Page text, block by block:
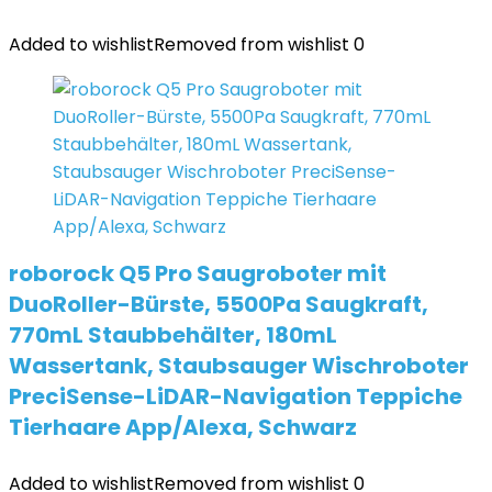
Added to wishlistRemoved from wishlist 0
roborock Q5 Pro Saugroboter mit
DuoRoller-Bürste, 5500Pa Saugkraft,
770mL Staubbehälter, 180mL
Wassertank, Staubsauger Wischroboter
PreciSense-LiDAR-Navigation Teppiche
Tierhaare App/Alexa, Schwarz
Added to wishlistRemoved from wishlist 0